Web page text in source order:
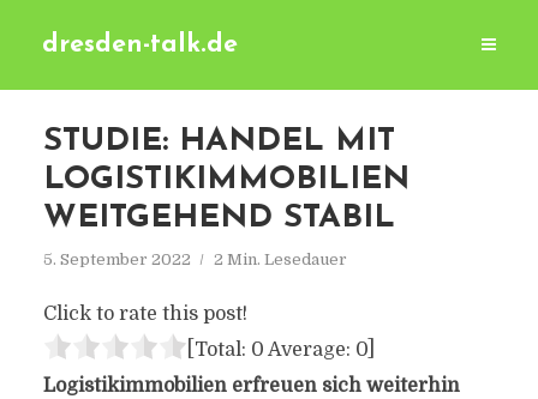
dresden-talk.de
STUDIE: HANDEL MIT
LOGISTIKIMMOBILIEN
WEITGEHEND STABIL
5. September 2022 2 Min. Lesedauer
Click to rate this post!
[Total: 0 Average: 0]
Logistikimmobilien erfreuen sich weiterhin